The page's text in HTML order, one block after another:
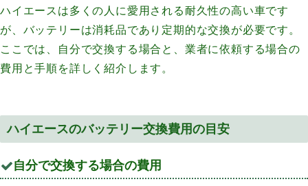
ハイエースは多くの人に愛用される耐久性の高い車です
が、バッテリーは消耗品であり定期的な交換が必要です。
ここでは、自分で交換する場合と、業者に依頼する場合の
費用と手順を詳しく紹介します。
ハイエースのバッテリー交換費用の目安
自分で交換する場合の費用